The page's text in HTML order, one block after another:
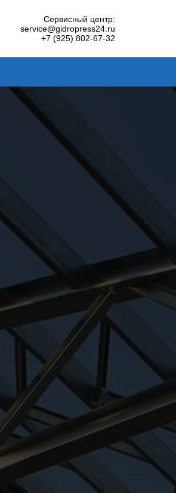
Сервисный центр:
service@gidropress24.ru
+7 (925) 802-67-32